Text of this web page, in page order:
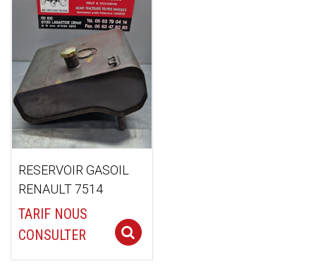
RESERVOIR GASOIL
RENAULT 7514
TARIF NOUS
CONSULTER